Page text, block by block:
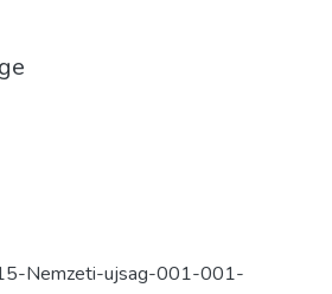
Nemzeti-ujsag-001-001-